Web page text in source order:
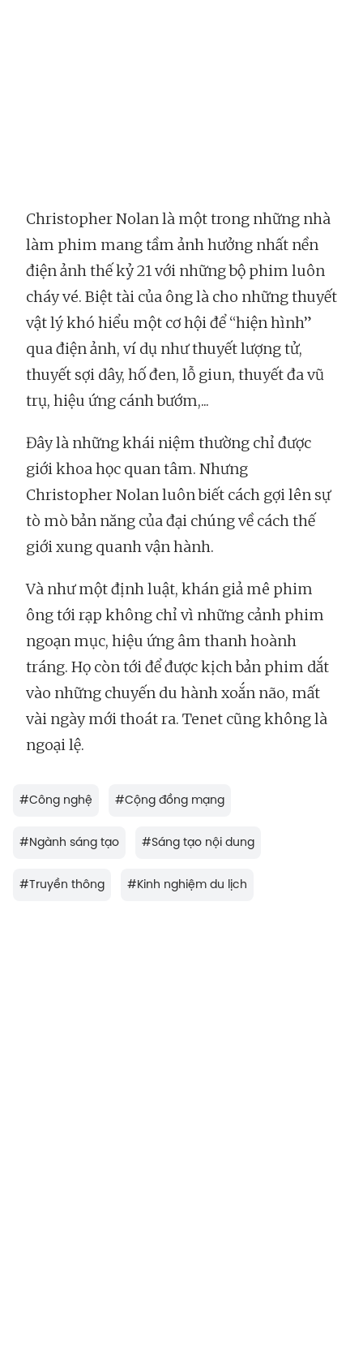
Christopher Nolan là một trong những nhà
làm phim mang tầm ảnh hưởng nhất nền
điện ảnh thế kỷ 21 với những bộ phim luôn
cháy vé. Biệt tài của ông là cho những thuyết
vật lý khó hiểu một cơ hội để “hiện hình”
qua điện ảnh, ví dụ như thuyết lượng tử,
thuyết sợi dây, hố đen, lỗ giun, thuyết đa vũ
trụ, hiệu ứng cánh bướm,...
Đây là những khái niệm thường chỉ được
giới khoa học quan tâm. Nhưng
Christopher Nolan luôn biết cách gợi lên sự
tò mò bản năng của đại chúng về cách thế
giới xung quanh vận hành.
Và như một định luật, khán giả mê phim
ông tới rạp không chỉ vì những cảnh phim
ngoạn mục, hiệu ứng âm thanh hoành
tráng. Họ còn tới để được kịch bản phim dắt
vào những chuyến du hành xoắn não, mất
vài ngày mới thoát ra. Tenet cũng không là
ngoại lệ.
#Công nghệ #Cộng đồng mạng
#Ngành sáng tạo #Sáng tạo nội dung
#Truyền thông #Kinh nghiệm du lịch